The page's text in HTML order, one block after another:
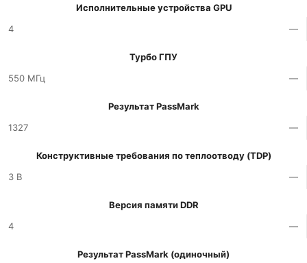
Исполнительные устройства GPU
4
—
Турбо ГПУ
550 МГц
—
Результат PassMark
1327
—
Конструктивные требования по теплоотводу (TDP)
3 В
—
Версия памяти DDR
4
—
Результат PassMark (одиночный)